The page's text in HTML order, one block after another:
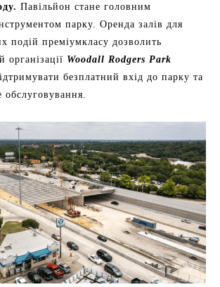
Павільйон стане головним
парку. Оренда залів для
подій преміумкласу дозволить
організації Woodall Rodgers Park
безплатний вхід до парку та